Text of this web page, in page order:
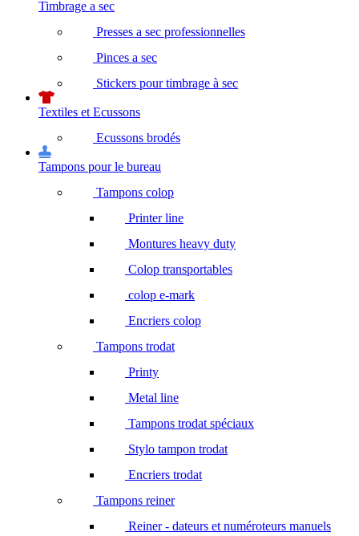
Timbrage a sec
Presses a sec professionnelles
Pinces a sec
Stickers pour timbrage à sec
Textiles et Ecussons
Ecussons brodés
Tampons pour le bureau
Tampons colop
Printer line
Montures heavy duty
Colop transportables
colop e-mark
Encriers colop
Tampons trodat
Printy
Metal line
Tampons trodat spéciaux
Stylo tampon trodat
Encriers trodat
Tampons reiner
Reiner - dateurs et numéroteurs manuels